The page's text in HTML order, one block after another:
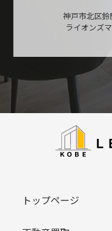
神戸市北区
ライオンズ
トップページ